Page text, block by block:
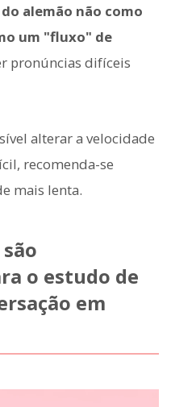
alemão não como
um "fluxo" de
pronúncias difíceis
alterar a velocidade
recomenda-se
mais lenta.
o estudo de
em